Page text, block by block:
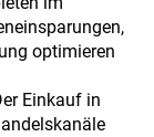
optimieren
Einkauf in